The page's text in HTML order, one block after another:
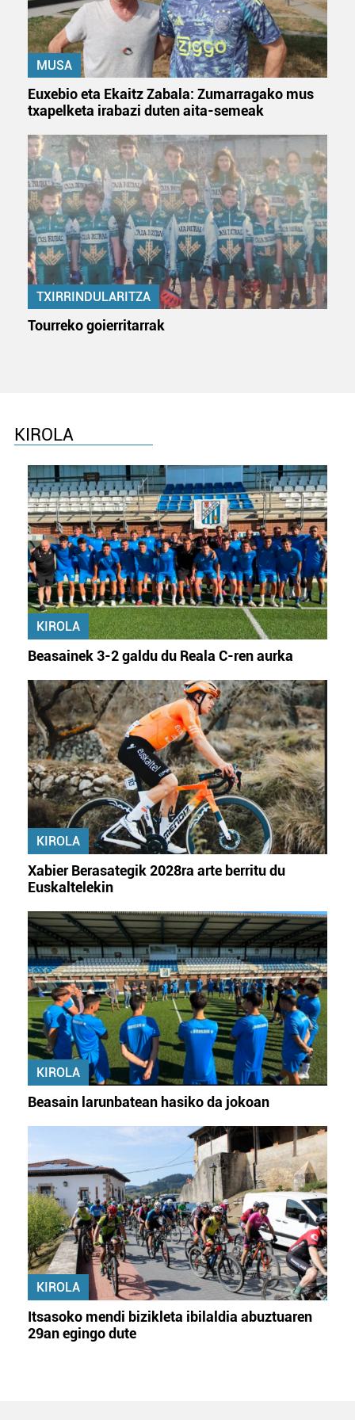
MUSA
Euxebio eta Ekaitz Zabala: Zumarragako mus
txapelketa irabazi duten aita-semeak
TXIRRINDULARITZA
Tourreko goierritarrak
KIROLA
KIROLA
Beasainek 3-2 galdu du Reala C-ren aurka
KIROLA
Xabier Berasategik 2028ra arte berritu du
Euskaltelekin
KIROLA
Beasain larunbatean hasiko da jokoan
KIROLA
Itsasoko mendi bizikleta ibilaldia abuztuaren
29an egingo dute